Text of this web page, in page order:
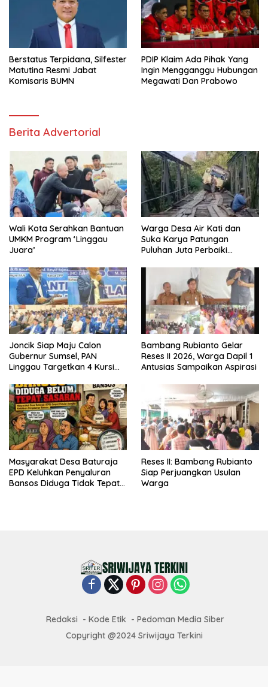
Berstatus Terpidana, Silfester
Matutina Resmi Jabat
Komisaris BUMN
PDIP Klaim Ada Pihak Yang
Ingin Mengganggu Hubungan
Megawati Dan Prabowo
Berita Advertorial
Wali Kota Serahkan Bantuan
UMKM Program ‘Linggau
Juara’
Warga Desa Air Kati dan
Suka Karya Patungan
Puluhan Juta Perbaiki
Joncik Siap Maju Calon
Gubernur Sumsel, PAN
Linggau Targetkan 4 Kursi
Bambang Rubianto Gelar
Reses II 2026, Warga Dapil 1
Antusias Sampaikan Aspirasi
Masyarakat Desa Baturaja
EPD Keluhkan Penyaluran
Bansos Diduga Tidak Tepat
Reses II: Bambang Rubianto
Siap Perjuangkan Usulan
Warga
Redaksi Kode Etik
Pedoman Media Siber
Copyright @2024 Sriwijaya Terkini